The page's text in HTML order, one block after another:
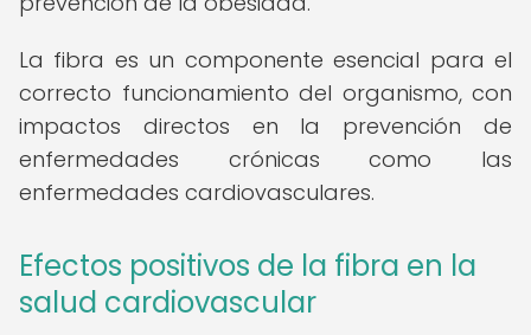
La fibra es un componente esencial para el
correcto funcionamiento del organismo, con
impactos directos en la prevención de
enfermedades crónicas como las
enfermedades cardiovasculares.
Efectos positivos de la fibra en la
salud cardiovascular